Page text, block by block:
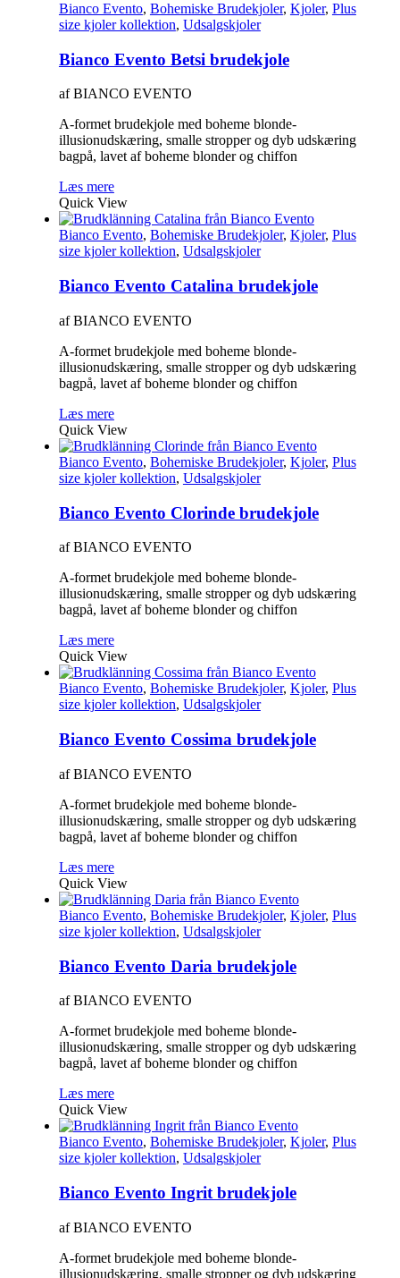
Bianco Evento, Bohemiske Brudekjoler, Kjoler, Plus
size kjoler kollektion, Udsalgskjoler
Bianco Evento Betsi brudekjole
af BIANCO EVENTO
A-formet brudekjole med boheme blonde-
illusionudskæring, smalle stropper og dyb udskæring
bagpå, lavet af boheme blonder og chiffon
Læs mere
Quick View
Bianco Evento, Bohemiske Brudekjoler, Kjoler, Plus
size kjoler kollektion, Udsalgskjoler
Bianco Evento Catalina brudekjole
af BIANCO EVENTO
A-formet brudekjole med boheme blonde-
illusionudskæring, smalle stropper og dyb udskæring
bagpå, lavet af boheme blonder og chiffon
Læs mere
Quick View
Bianco Evento, Bohemiske Brudekjoler, Kjoler, Plus
size kjoler kollektion, Udsalgskjoler
Bianco Evento Clorinde brudekjole
af BIANCO EVENTO
A-formet brudekjole med boheme blonde-
illusionudskæring, smalle stropper og dyb udskæring
bagpå, lavet af boheme blonder og chiffon
Læs mere
Quick View
Bianco Evento, Bohemiske Brudekjoler, Kjoler, Plus
size kjoler kollektion, Udsalgskjoler
Bianco Evento Cossima brudekjole
af BIANCO EVENTO
A-formet brudekjole med boheme blonde-
illusionudskæring, smalle stropper og dyb udskæring
bagpå, lavet af boheme blonder og chiffon
Læs mere
Quick View
Bianco Evento, Bohemiske Brudekjoler, Kjoler, Plus
size kjoler kollektion, Udsalgskjoler
Bianco Evento Daria brudekjole
af BIANCO EVENTO
A-formet brudekjole med boheme blonde-
illusionudskæring, smalle stropper og dyb udskæring
bagpå, lavet af boheme blonder og chiffon
Læs mere
Quick View
Bianco Evento, Bohemiske Brudekjoler, Kjoler, Plus
size kjoler kollektion, Udsalgskjoler
Bianco Evento Ingrit brudekjole
af BIANCO EVENTO
A-formet brudekjole med boheme blonde-
illusionudskæring, smalle stropper og dyb udskæring